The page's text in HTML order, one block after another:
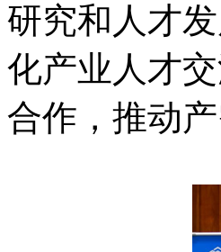
研究和人才
化产业人才
合作，推动